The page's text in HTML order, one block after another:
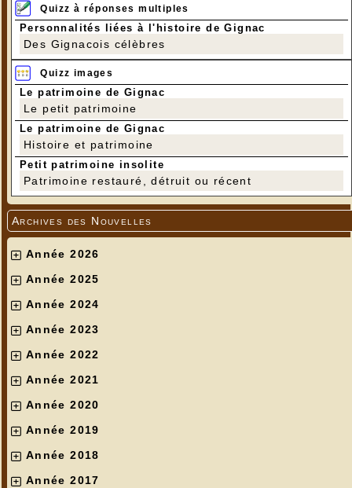
Quizz à réponses multiples
Personnalités liées à l'histoire de Gignac
Des Gignacois célèbres
Quizz images
Le patrimoine de Gignac
Le petit patrimoine
Le patrimoine de Gignac
Histoire et patrimoine
Petit patrimoine insolite
Patrimoine restauré, détruit ou récent
Archives des Nouvelles
Année 2026
Année 2025
Année 2024
Année 2023
Année 2022
Année 2021
Année 2020
Année 2019
Année 2018
Année 2017